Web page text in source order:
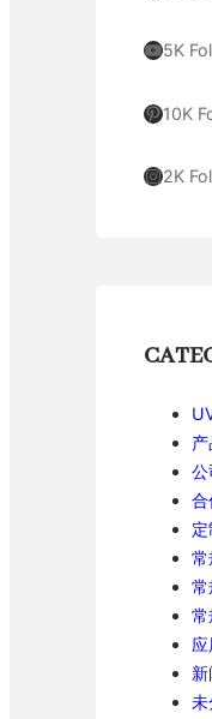
YouTube 5K
Pinterest 10K
Instagram 2K
公
合
常
常
常
未